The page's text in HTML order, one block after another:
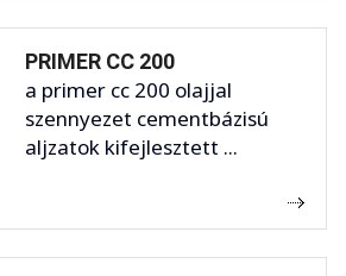
PRIMER CC 200
a primer cc 200 olajjal
szennyezet cementbázisú
aljzatok kifejlesztett ...